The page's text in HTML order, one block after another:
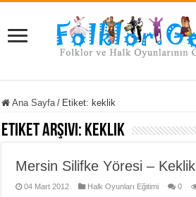
Ana Sayfa / Etiket: keklik
Etiket Arşivi: keklik
Mersin Silifke Yöresi – Keklik
04 Mart 2012 Halk Oyunları Eğitimi 0